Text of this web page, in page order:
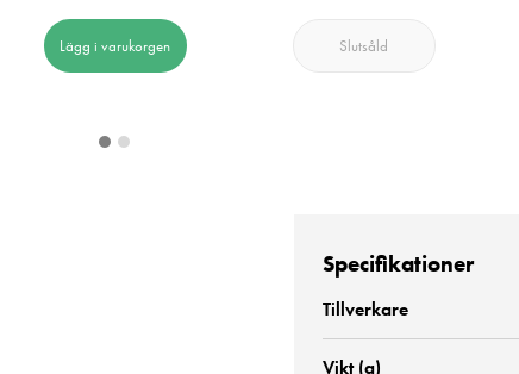
Lägg i varukorgen Slutsåld
Specifikationer
Tillverkare
Vikt (g)